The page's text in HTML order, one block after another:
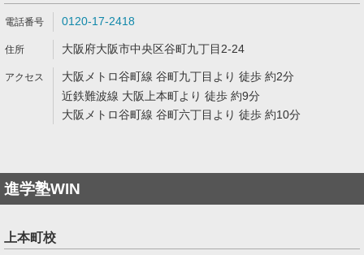
0120-17-2418
大阪府大阪市中央区谷町九丁目2-24
大阪メトロ谷町線 谷町九丁目より 徒歩 約2分
近鉄難波線 大阪上本町より 徒歩 約9分
大阪メトロ谷町線 谷町六丁目より 徒歩 約10分
進学塾WIN
上本町校